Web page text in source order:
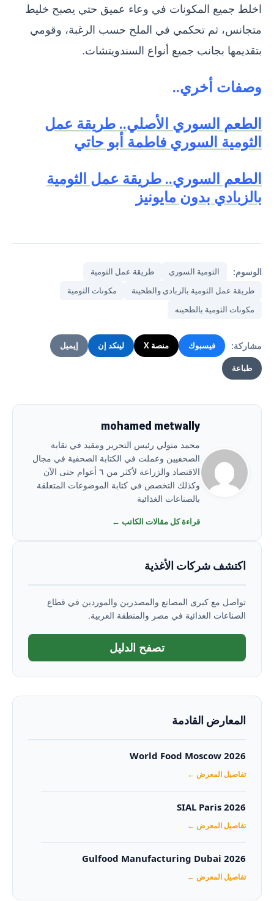
اخلط جميع المكونات في وعاء عميق حتي يصبح خليط
متجانس، ثم تحكمي في الملح حسب الرغبة، وقومي
بتقديمها بجانب جميع أنواع السندويتشات.
وصفات أخري..
الطعم السوري الأصلي.. طريقة عمل
الثومية السوري فاطمة أبو حاتي
الطعم السوري.. طريقة عمل الثومية
بالزبادي بدون مايونيز
الوسوم: الثومية السوري
طريقة عمل الثومية
طريقة عمل الثومية بالزبادي والطحينة
مكونات الثومية
مكونات الثومية بالطحينه
مشاركة: فيسبوك منصة X لينكد إن إيميل
طباعة
mohamed metwally
محمد متولي رئيس التحرير ومقيد في نقابة
الصحفيين وعملت في الكتابة الصحفية في مجال
الاقتصاد والزراعة لأكثر من ٦ أعوام حتى الآن
وكذلك التخصص في كتابة الموضوعات المتعلقة
بالصناعات الغذائية
قراءة كل مقالات الكاتب ←
اكتشف شركات الأغذية
تواصل مع كبرى المصانع والمصدرين والموردين في قطاع
الصناعات الغذائية في مصر والمنطقة العربية.
تصفح الدليل
المعارض القادمة
World Food Moscow 2026
تفاصيل المعرض ←
SIAL Paris 2026
تفاصيل المعرض ←
Gulfood Manufacturing Dubai 2026‏
تفاصيل المعرض ←